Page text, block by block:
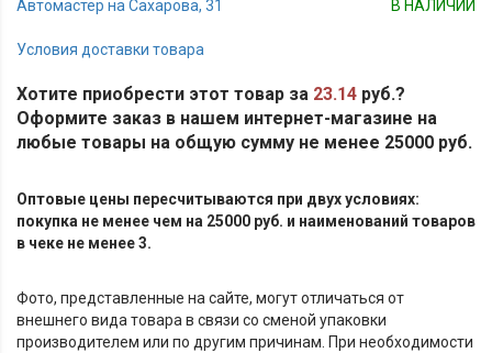
Автомастер на Сахарова, 31
В НАЛИЧИИ
Условия доставки товара
Хотите приобрести этот товар за 23.14 руб.?
Оформите заказ в нашем интернет-магазине на
любые товары на общую сумму не менее 25000 руб.
Оптовые цены пересчитываются при двух условиях:
покупка не менее чем на 25000 руб. и наименований товаров
в чеке не менее 3.
Фото, представленные на сайте, могут отличаться от
внешнего вида товара в связи со сменой упаковки
производителем или по другим причинам. При необходимости